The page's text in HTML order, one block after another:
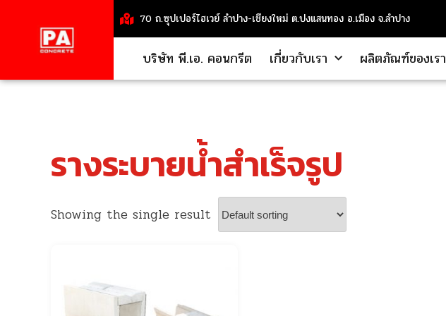
70 ถ.ซุปเปอร์ไฮเวย์ ลำปาง-เชียงใหม่ ต.ปงแสนทอง อ.เมือง จ.ลำปาง
บริษัท พี.เอ. คอนกรีต เกี่ยวกับเรา ผลิตภัณฑ์ของเรา
รางระบายน้ำสำเร็จรูป
Showing the single result